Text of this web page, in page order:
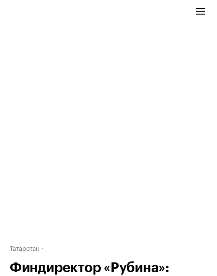
Татарстан
Финдиректор «Рубина»: